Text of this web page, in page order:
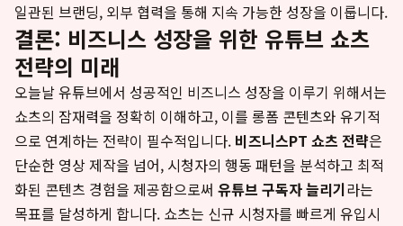
일관된 브랜딩, 외부 협력을 통해 지속 가능한 성장을 이룹니다.
결론: 비즈니스 성장을 위한 유튜브 쇼츠
전략의 미래
오늘날 유튜브에서 성공적인 비즈니스 성장을 이루기 위해서는
쇼츠의 잠재력을 정확히 이해하고, 이를 롱폼 콘텐츠와 유기적
으로 연계하는 전략이 필수적입니다. 비즈니스PT 쇼츠 전략은
단순한 영상 제작을 넘어, 시청자의 행동 패턴을 분석하고 최적
화된 콘텐츠 경험을 제공함으로써 유튜브 구독자 늘리기라는
목표를 달성하게 합니다. 쇼츠는 신규 시청자를 빠르게 유입시